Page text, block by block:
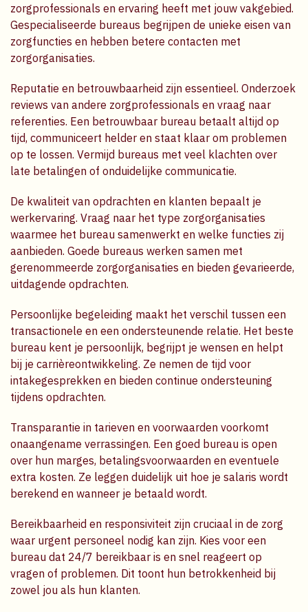
zorgprofessionals en ervaring heeft met jouw vakgebied.
Gespecialiseerde bureaus begrijpen de unieke eisen van
zorgfuncties en hebben betere contacten met
zorgorganisaties.
Reputatie en betrouwbaarheid zijn essentieel. Onderzoek
reviews van andere zorgprofessionals en vraag naar
referenties. Een betrouwbaar bureau betaalt altijd op
tijd, communiceert helder en staat klaar om problemen
op te lossen. Vermijd bureaus met veel klachten over
late betalingen of onduidelijke communicatie.
De kwaliteit van opdrachten en klanten bepaalt je
werkervaring. Vraag naar het type zorgorganisaties
waarmee het bureau samenwerkt en welke functies zij
aanbieden. Goede bureaus werken samen met
gerenommeerde zorgorganisaties en bieden gevarieerde,
uitdagende opdrachten.
Persoonlijke begeleiding maakt het verschil tussen een
transactionele en een ondersteunende relatie. Het beste
bureau kent je persoonlijk, begrijpt je wensen en helpt
bij je carrièreontwikkeling. Ze nemen de tijd voor
intakegesprekken en bieden continue ondersteuning
tijdens opdrachten.
Transparantie in tarieven en voorwaarden voorkomt
onaangename verrassingen. Een goed bureau is open
over hun marges, betalingsvoorwaarden en eventuele
extra kosten. Ze leggen duidelijk uit hoe je salaris wordt
berekend en wanneer je betaald wordt.
Bereikbaarheid en responsiviteit zijn cruciaal in de zorg
waar urgent personeel nodig kan zijn. Kies voor een
bureau dat 24/7 bereikbaar is en snel reageert op
vragen of problemen. Dit toont hun betrokkenheid bij
zowel jou als hun klanten.